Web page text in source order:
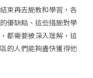
束再去施教和學習，各
優缺點、這些措施對學
都需要被深入理解，這
的人們能夠盡快獲得他